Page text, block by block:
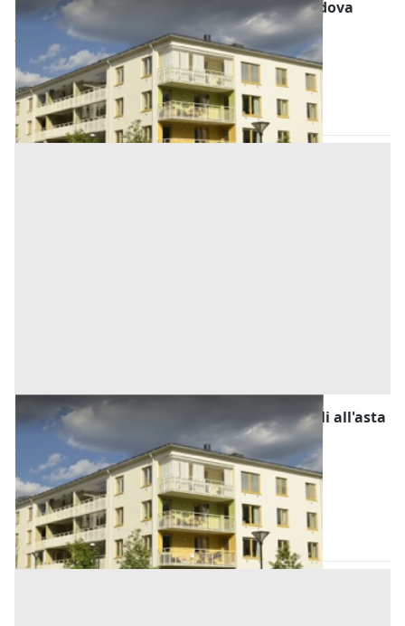
Abitazione di Tipo Economico all'asta a Padova
Legnaro (Padova)
Offerta minima
74.250 € 99.000 €
Codice asta: AI3189133
Asta chiusa
Fabbricati Costruiti per Esigenze Industriali all'asta
a Padova
Legnaro (Padova)
Offerta minima
150.000 €
Codice asta: BG363492
Asta chiusa